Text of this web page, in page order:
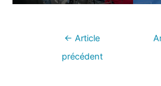
← Article
précédent